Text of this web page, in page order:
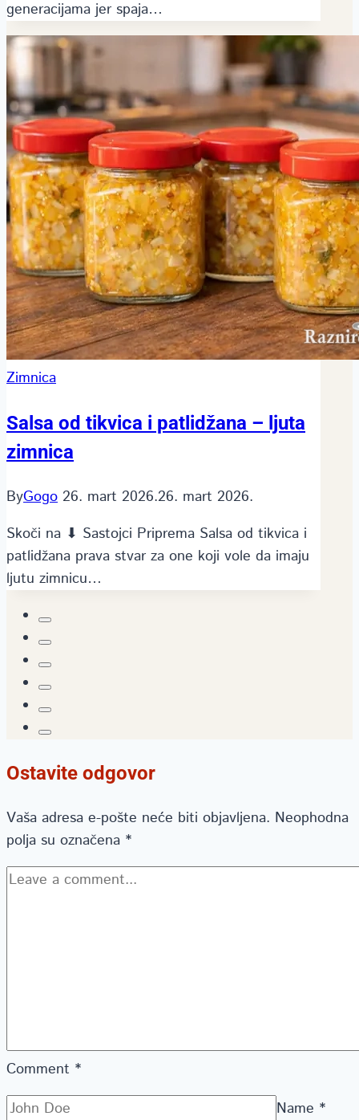
generacijama jer spaja…
Zimnica
Salsa od tikvica i patlidžana – ljuta
zimnica
ByGogo 26. mart 2026.26. mart 2026.
Skoči na ⬇ Sastojci Priprema Salsa od tikvica i
patlidžana prava stvar za one koji vole da imaju
ljutu zimnicu…
Ostavite odgovor
Vaša adresa e-pošte neće biti objavljena. Neophodna
polja su označena *
Comment *
Name *